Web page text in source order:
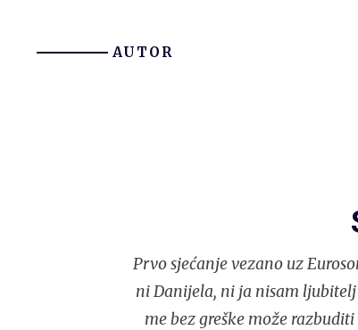
AUTOR
Prvo sjećanje vezano uz
ni Danijela, ni ja nisam
me bez greške može